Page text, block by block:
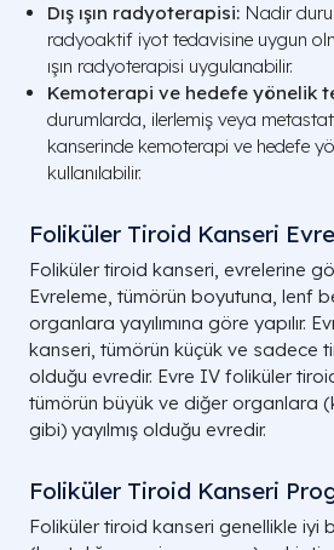
Dış ışın radyoterapisi: Nadir
radyoaktif iyot tedavisine uygun
ışın radyoterapisi uygulanabilir.
Kemoterapi ve hedefe yönelik
durumlarda, ilerlemiş veya
kanserinde kemoterapi ve hedefe
kullanılabilir.
Foliküler Tiroid Kanseri
Foliküler tiroid kanseri, evrelerine göre
Evreleme, tümörün boyutuna, lenf
organlara yayılımına göre yapılır.
kanseri, tümörün küçük ve sadece
olduğu evredir. Evre IV foliküler
tümörün büyük ve diğer organlara
gibi) yayılmış olduğu evredir.
Foliküler Tiroid Kanseri
Foliküler tiroid kanseri genellikle iyi